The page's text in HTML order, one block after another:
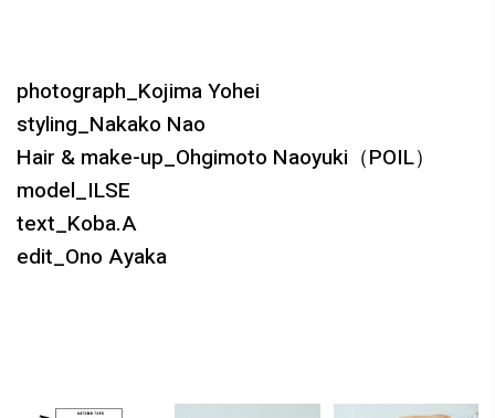
photograph_Kojima Yohei
styling_Nakako Nao
Hair & make-up_Ohgimoto Naoyuki（POIL）
model_ILSE
text_Koba.A
edit_Ono Ayaka